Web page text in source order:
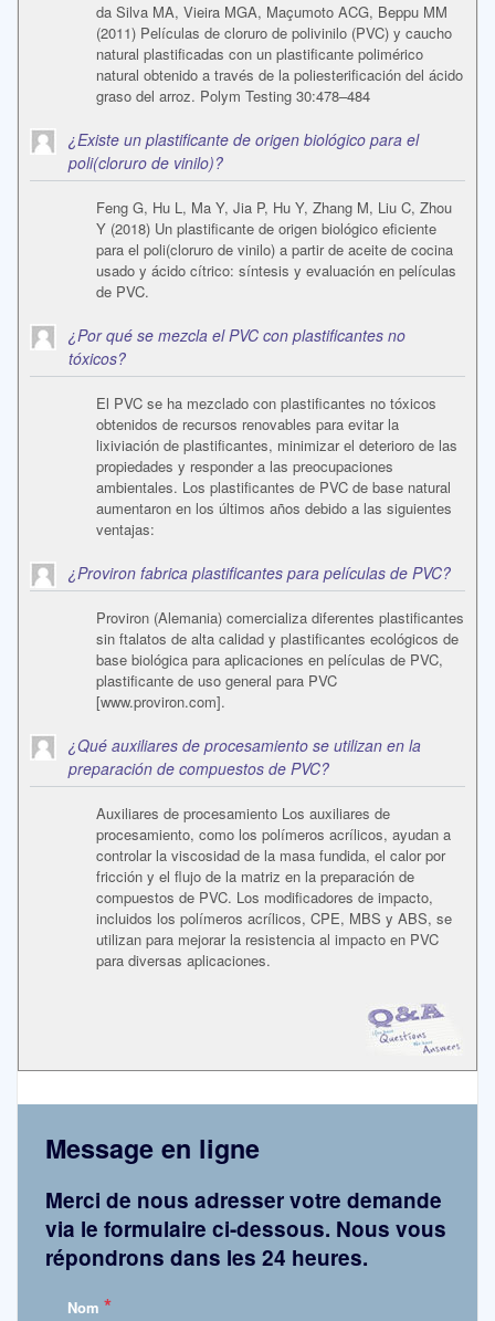
da Silva MA, Vieira MGA, Maçumoto ACG, Beppu MM
(2011) Películas de cloruro de polivinilo (PVC) y caucho
natural plastificadas con un plastificante polimérico
natural obtenido a través de la poliesterificación del ácido
graso del arroz. Polym Testing 30:478–484
¿Existe un plastificante de origen biológico para el
poli(cloruro de vinilo)?
Feng G, Hu L, Ma Y, Jia P, Hu Y, Zhang M, Liu C, Zhou
Y (2018) Un plastificante de origen biológico eficiente
para el poli(cloruro de vinilo) a partir de aceite de cocina
usado y ácido cítrico: síntesis y evaluación en películas
de PVC.
¿Por qué se mezcla el PVC con plastificantes no
tóxicos?
El PVC se ha mezclado con plastificantes no tóxicos
obtenidos de recursos renovables para evitar la
lixiviación de plastificantes, minimizar el deterioro de las
propiedades y responder a las preocupaciones
ambientales. Los plastificantes de PVC de base natural
aumentaron en los últimos años debido a las siguientes
ventajas:
¿Proviron fabrica plastificantes para películas de PVC?
Proviron (Alemania) comercializa diferentes plastificantes
sin ftalatos de alta calidad y plastificantes ecológicos de
base biológica para aplicaciones en películas de PVC,
plastificante de uso general para PVC
[www.proviron.com].
¿Qué auxiliares de procesamiento se utilizan en la
preparación de compuestos de PVC?
Auxiliares de procesamiento Los auxiliares de
procesamiento, como los polímeros acrílicos, ayudan a
controlar la viscosidad de la masa fundida, el calor por
fricción y el flujo de la matriz en la preparación de
compuestos de PVC. Los modificadores de impacto,
incluidos los polímeros acrílicos, CPE, MBS y ABS, se
utilizan para mejorar la resistencia al impacto en PVC
para diversas aplicaciones.
Message en ligne
Merci de nous adresser votre demande
via le formulaire ci-dessous. Nous vous
répondrons dans les 24 heures.
Nom *